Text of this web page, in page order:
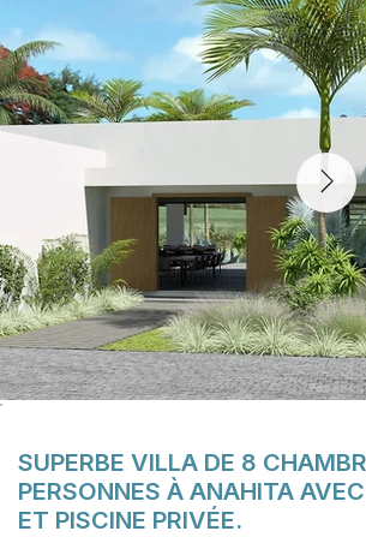
SUPERBE VILLA DE 8
PERSONNES À ANAHITA
ET PISCINE PRIVÉE.